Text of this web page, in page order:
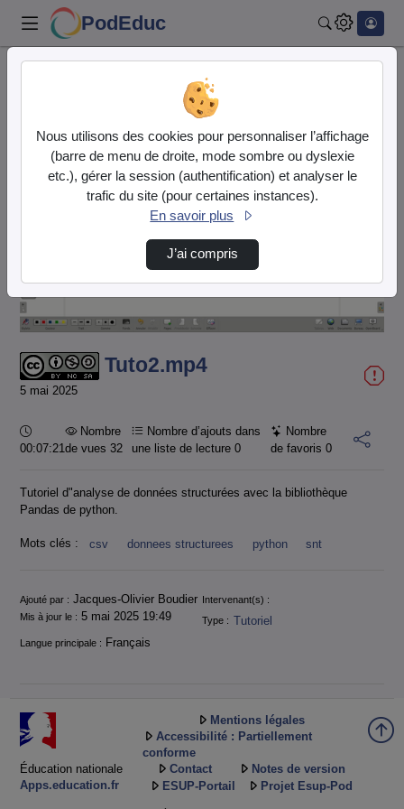
PodEduc
Tuto2.mp4
Lire
la
vidéo
Tuto2.mp4
5 mai 2025
Durée :
00:07:21
Nombre
de vues 32
Nombre d’ajouts dans
une liste de lecture0
Nombre
de favoris 0
Tutoriel d"analyse de données structurées avec la bibliothèque
Pandas de python.
Mots clés : csv donnees structurees python snt
Informations
Ajouté par : Jacques-Olivier Boudier
Intervenant(s) :
Mis à jour le : 5 mai 2025 19:49 Type : Tutoriel
Langue principale : Français
Éducation nationale
Apps.education.fr
Mentions légales
Accessibilité : Partiellement
conforme
Contact
Notes de version
ESUP-Portail
Projet Esup-Pod
Nous utilisons des cookies pour personnaliser l’affichage
(barre de menu de droite, mode sombre ou dyslexie
etc.), gérer la session (authentification) et analyser le
trafic du site (pour certaines instances).
En savoir plus
J’ai compris